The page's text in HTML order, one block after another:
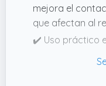
mejora el
que afectan al
✔️ Uso práctico
spray limpiador